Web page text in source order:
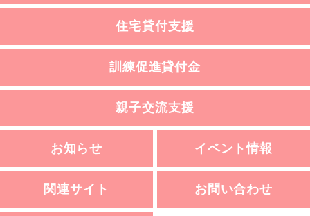
住宅貸付支援
訓練促進貸付金
親子交流支援
お知らせ イベント情報
関連サイト お問い合わせ